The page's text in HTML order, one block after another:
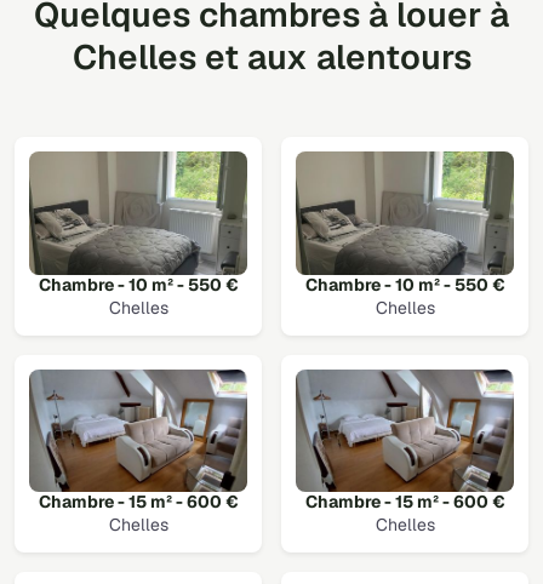
Quelques chambres à louer à
Chelles et aux alentours
Chambre - 10 m² - 550 €
Chelles
Chambre - 10 m² - 550 €
Chelles
Chambre - 15 m² - 600 €
Chelles
Chambre - 15 m² - 600 €
Chelles